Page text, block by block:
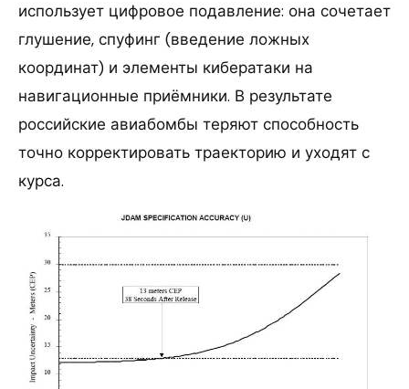
использует цифровое подавление: она сочетает
глушение, спуфинг (введение ложных
координат) и элементы кибератаки на
навигационные приёмники. В результате
российские авиабомбы теряют способность
точно корректировать траекторию и уходят с
курса.